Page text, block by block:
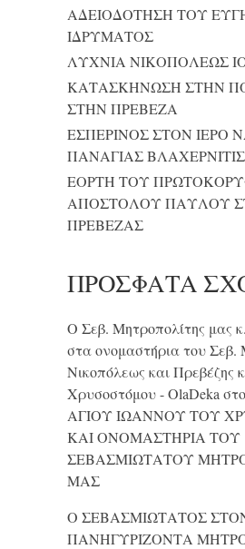
ΑΔΕΙΟΔΟΤΗΣΗ ΤΟΥ
ΙΔΡΥΜΑΤΟΣ
ΛΥΧΝΙΑ ΝΙΚΟΠΟΛΕΩΣ
ΚΑΤΑΣΚΗΝΩΣΗ ΣΤΗΝ
ΣΤΗΝ ΠΡΕΒΕΖΑ
ΕΣΠΕΡΙΝΟΣ ΣΤΟΝ ΙΕΡΟ
ΠΑΝΑΓΙΑΣ
ΕΟΡΤΗ ΤΟΥ
ΑΠΟΣΤΟΛΟΥ ΠΑΥΛΟΥ
ΠΡΕΒΕΖΑΣ
ΠΡΌΣΦΑΤΑ
Ο Σεβ. Μητροπολίτης μας
στα ονομαστήρια του Σεβ.
Νικοπόλεως και Πρεβέζης
Χρυσοστόμου - OlaDeka στο
ΑΓΙΟΥ ΙΩΑΝΝΟΥ ΤΟΥ
ΚΑΙ ONΟΜΑΣΤΗΡΙΑ ΤΟΥ
ΣΕΒΑΣΜΙΩΤΑΤΟΥ
ΜΑΣ
Ο ΣΕΒΑΣΜΙΩΤΑΤΟΣ
ΠΑΝΗΓΥΡΙΖΟΝΤΑ